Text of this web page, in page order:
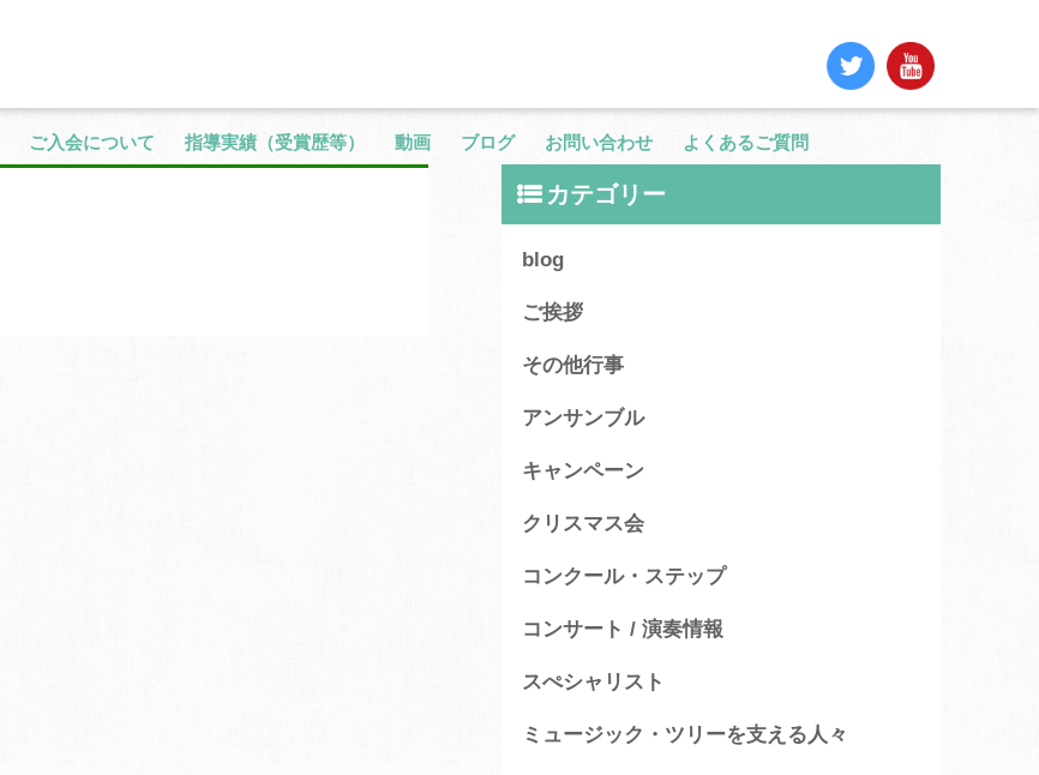
ご入会について 指導実績（受賞歴等） 動画 ブログ お問い合わせ よくあるご質問
カテゴリー
blog
ご挨拶
その他行事
アンサンブル
キャンペーン
クリスマス会
コンクール・ステップ
コンサート / 演奏情報
スぺシャリスト
ミュージック・ツリーを支える人々